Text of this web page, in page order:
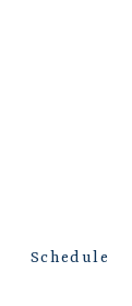
Schedule